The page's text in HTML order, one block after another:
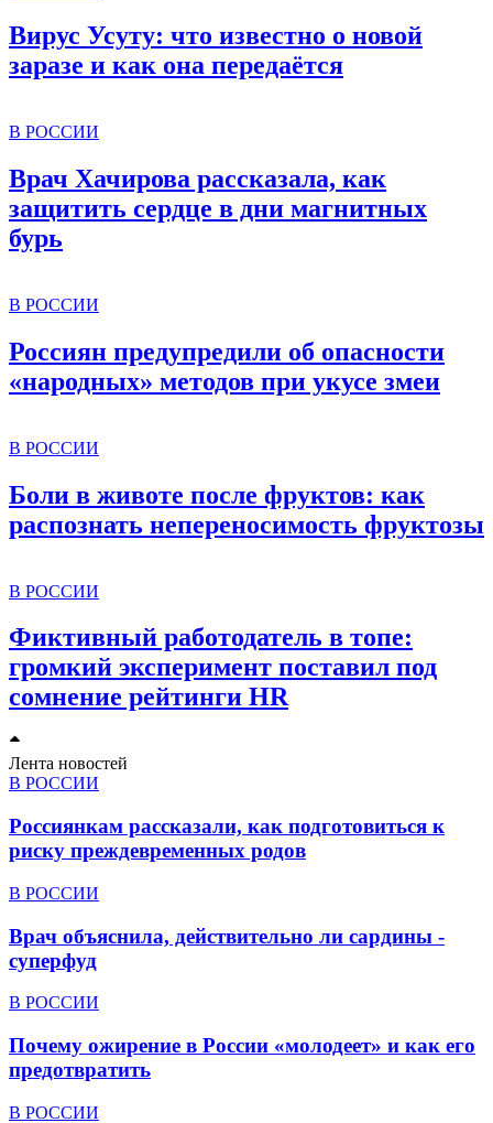
Вирус Усуту: что известно о новой
заразе и как она передаётся
В РОССИИ
Врач Хачирова рассказала, как
защитить сердце в дни магнитных
бурь
В РОССИИ
Россиян предупредили об опасности
«народных» методов при укусе змеи
В РОССИИ
Боли в животе после фруктов: как
распознать непереносимость фруктозы
В РОССИИ
Фиктивный работодатель в топе:
громкий эксперимент поставил под
сомнение рейтинги HR
Лента новостей
В РОССИИ
Россиянкам рассказали, как подготовиться к
риску преждевременных родов
В РОССИИ
Врач объяснила, действительно ли сардины -
суперфуд
В РОССИИ
Почему ожирение в России «молодеет» и как его
предотвратить
В РОССИИ